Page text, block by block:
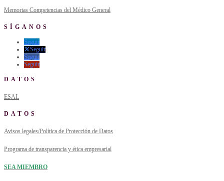
Memorias Competencias del Médico General
SÍGANOS
Seguir
Seguir
Seguir
Seguir
DATOS
ESAL
DATOS
Avisos legales/Política de Protección de Datos
Programa de transparencia y ética empresarial
SEA MIEMBRO